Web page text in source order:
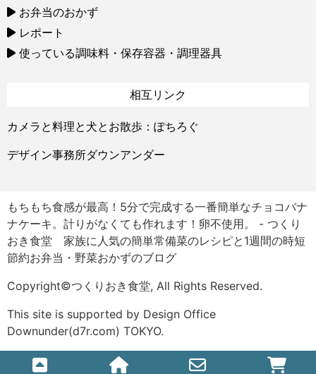
お弁当のおかず
レポート
使っている調味料・保存容器・調理器具
相互リンク
カメラと料理と犬とお散歩：ぽちろぐ
デザイン事務所ダウンアンダー
もちもち食感が最高！5分で完成する一番簡単なチョコバナ
ナケーキ。計りがなくても作れます！卵不使用。 - つくり
おき食堂 家族に人気の簡単常備菜のレシピと1週間の時短
節約お弁当・野菜おかずのブログ
Copyright©つくりおき食堂, All Rights Reserved.
This site is supported by Design Office
Downunder(d7r.com) TOKYO.